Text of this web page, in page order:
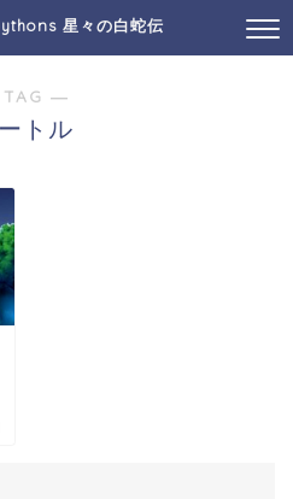
星々の白蛇伝
―
トル